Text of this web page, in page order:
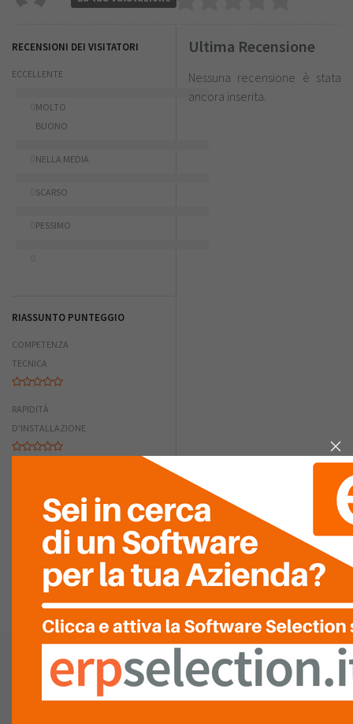
RECENSIONI DEI VISITATORI
ECCELLENTE
MOLTO
BUONO
NELLA MEDIA
SCARSO
PESSIMO
RIASSUNTO PUNTEGGIO
COMPETENZA
TECNICA
RAPIDITÀ
D'INSTALLAZIONE
ASSISTENZA
Ultima Recensione
Nessuna recensione è stata
ancora inserita.
LISTARECENSIONI (0)
Data Management
Vedi la mappa